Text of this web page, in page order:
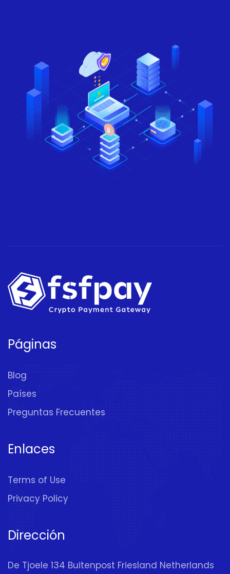
Páginas
Blog
Países
Preguntas Frecuentes
Enlaces
Terms of Use
Privacy Policy
Dirección
De Tjoele 134 Buitenpost Friesland Netherlands